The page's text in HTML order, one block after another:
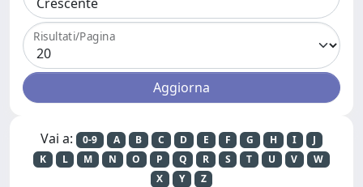
Risultati/Pagina
Vai a: 0-9 A B C D E F G H I
J
K
L M N O P Q R S T U V
W
X
Y Z